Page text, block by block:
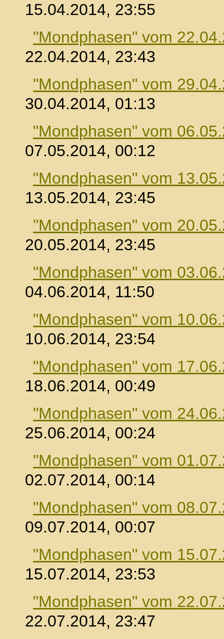
15.04.2014, 23:55
"Mondphasen" vom
22.04.2014, 23:43
"Mondphasen" vom
30.04.2014, 01:13
"Mondphasen" vom
07.05.2014, 00:12
"Mondphasen" vom
13.05.2014, 23:45
"Mondphasen" vom
20.05.2014, 23:45
"Mondphasen" vom
04.06.2014, 11:50
"Mondphasen" vom
10.06.2014, 23:54
"Mondphasen" vom
18.06.2014, 00:49
"Mondphasen" vom
25.06.2014, 00:24
"Mondphasen" vom
02.07.2014, 00:14
"Mondphasen" vom
09.07.2014, 00:07
"Mondphasen" vom
15.07.2014, 23:53
"Mondphasen" vom
22.07.2014, 23:47